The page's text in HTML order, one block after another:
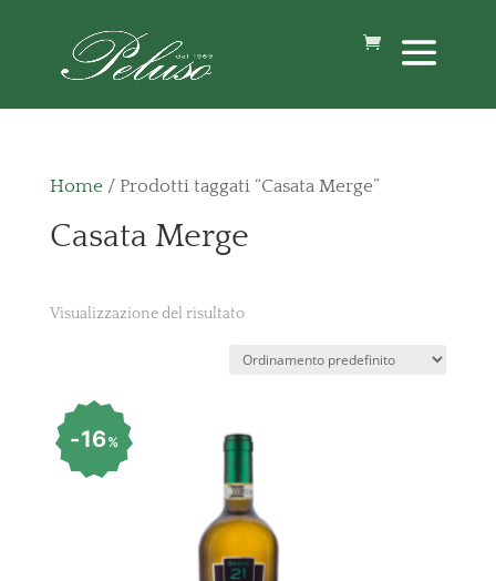
Home/ Prodotti taggati “Casata Merge”
Casata Merge
Visualizzazione del risultato
16%